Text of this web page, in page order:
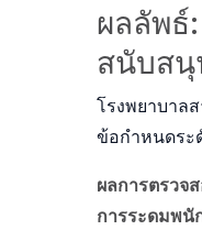
ผลลัพธ์
สนับสนุ
โรงพยาบาล
ข้อกําหนดระ
ผลการตรวจ
การระดมพนั